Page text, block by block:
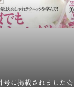
号に掲載されました☆